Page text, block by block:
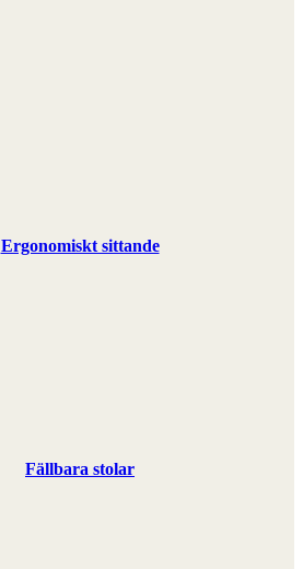
Ergonomiskt sittande
Fällbara stolar